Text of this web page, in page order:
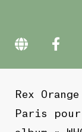
Rex
Paris